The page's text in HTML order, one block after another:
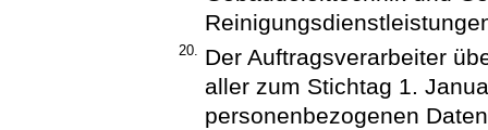
20.
Der Auftragsverarbeiter
aller zum Stichtag 1.
personenbezogenen